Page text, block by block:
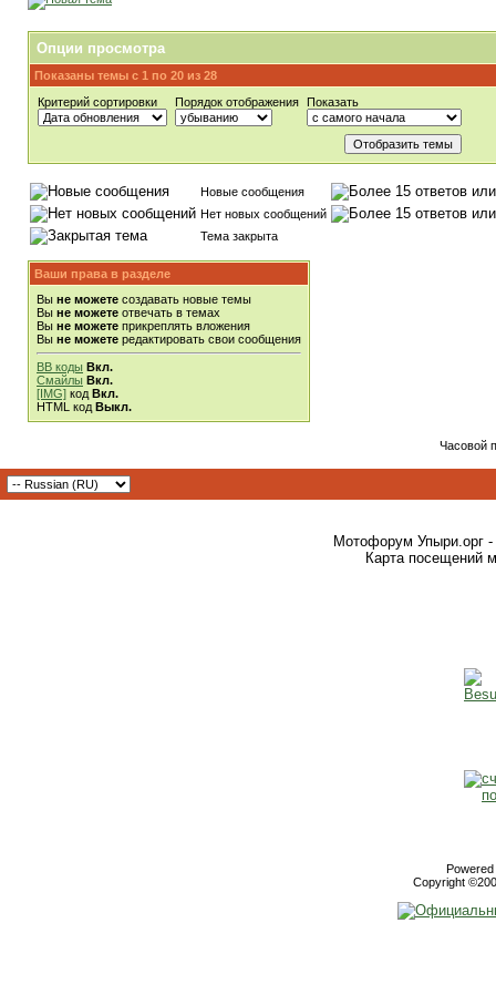
Опции просмотра
Показаны темы с 1 по 20 из 28
Критерий сортировки
Порядок отображения Показать
Новые сообщения
Нет новых сообщений
Тема закрыта
Ваши права в разделе
Вы не можете создавать новые темы
Вы не можете отвечать в темах
Вы не можете прикреплять вложения
Вы не можете редактировать свои сообщения
BB коды Вкл.
Смайлы Вкл.
[IMG] код Вкл.
HTML код Выкл.
Часовой
Мотофорум Упыри.орг -
Карта посещений
Copyright